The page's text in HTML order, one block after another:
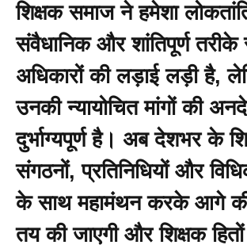
शिक्षक समाज ने हमेशा
संवैधानिक और शांतिपूर्ण
अधिकारों की लड़ाई लड़ी है,
उनकी न्यायोचित मांगों की
दुर्भाग्यपूर्ण है। अब देशभर के
संगठनों, प्रतिनिधियों और
के साथ महामंथन करके आगे की
तय की जाएगी और शिक्षक